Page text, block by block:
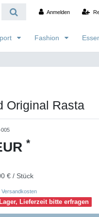
Anmelden
Fashion
Original Rasta
005
*
€ / Stück
Versandkosten
Lieferzeit bitte erfragen